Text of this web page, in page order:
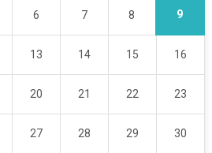
6 7 8 9
13 14 15 16
20 21 22 23
27 28 29 30